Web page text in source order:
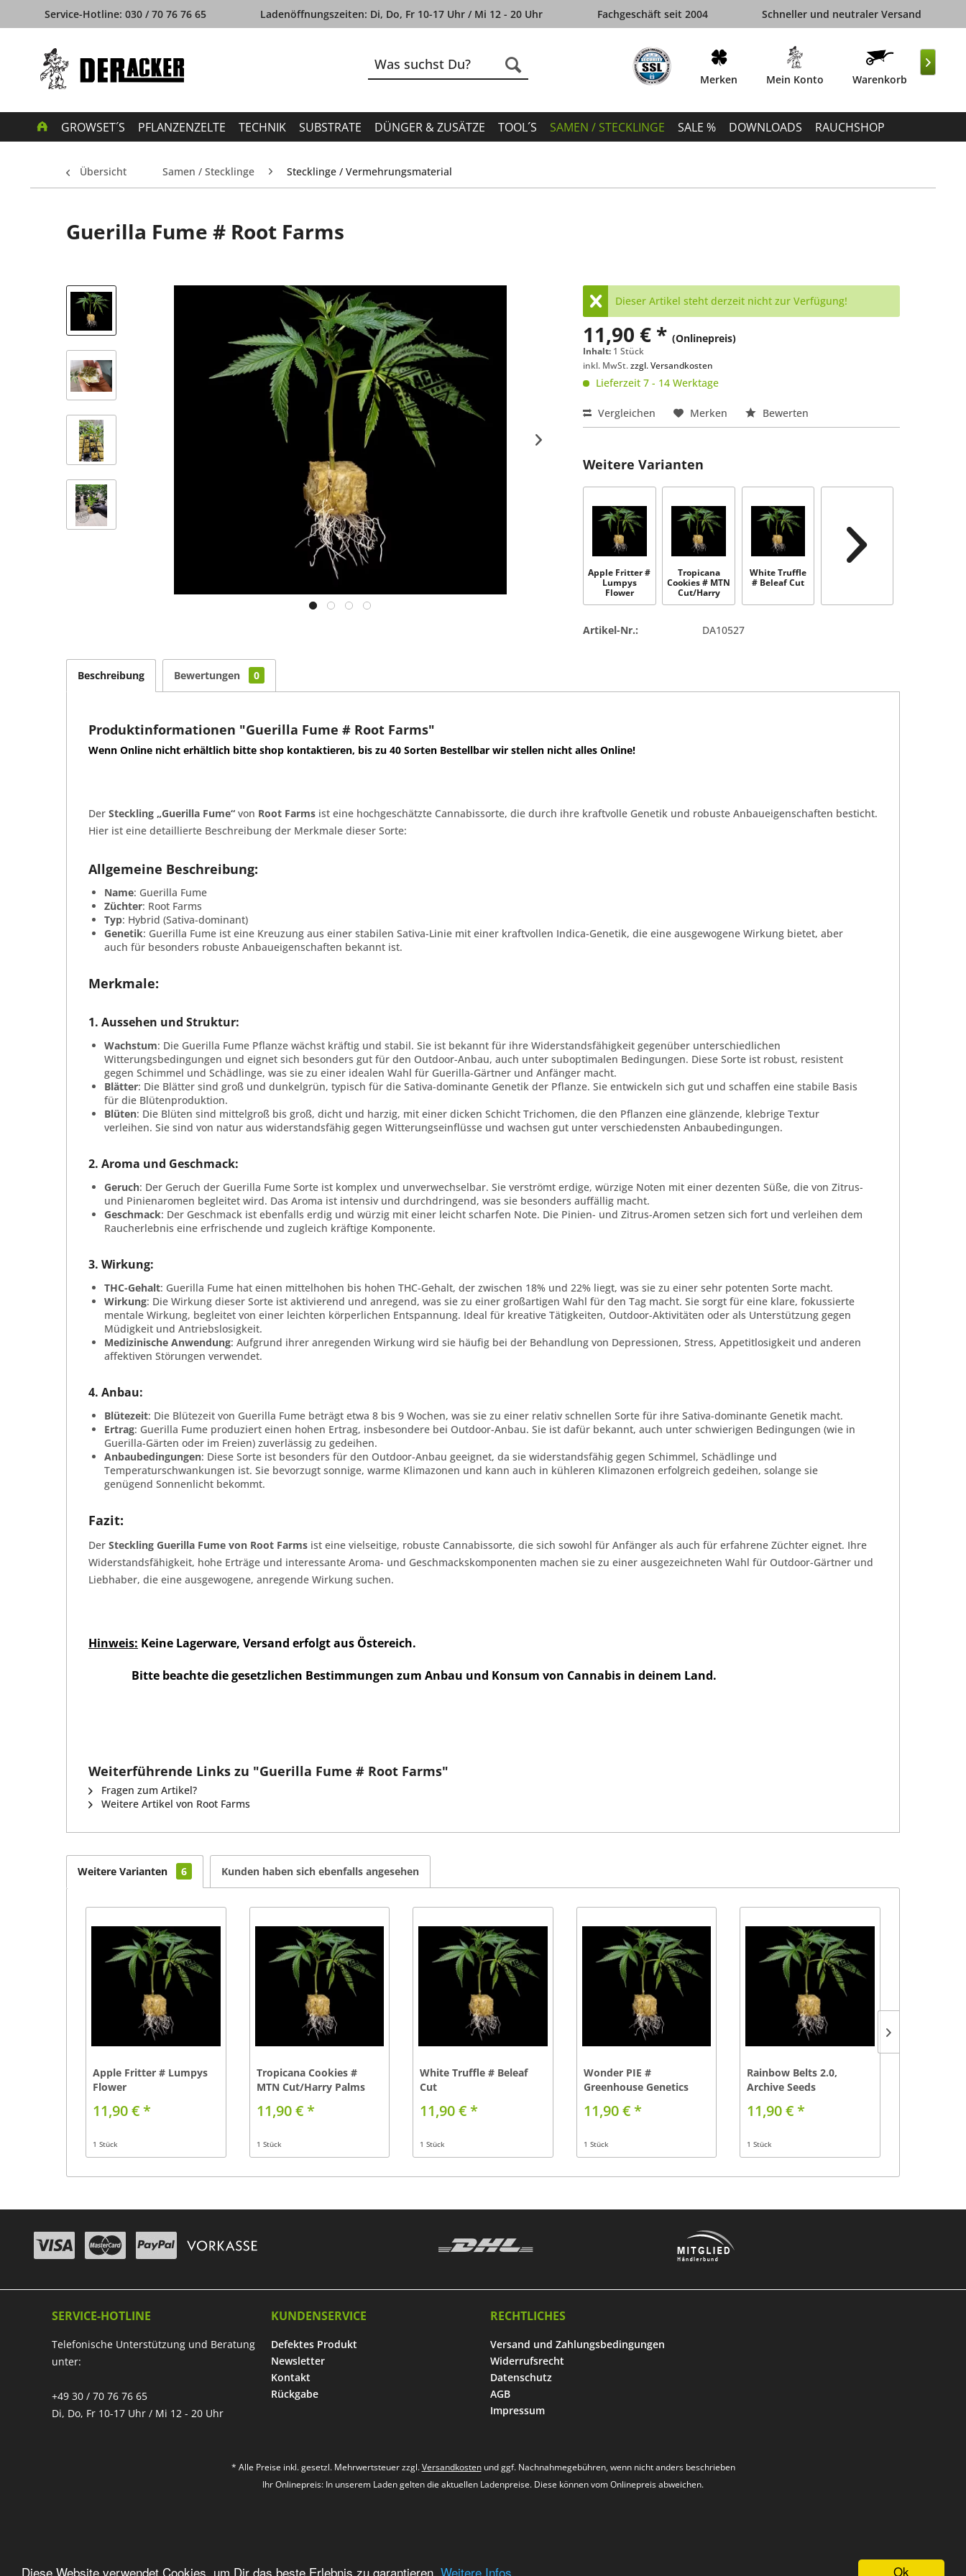
Ok
Diese Website verwendet Cookies, um Dir das beste Erlebnis zu garantieren. Weitere Infos
Service-Hotline: 030 / 70 76 76 65 Ladenöffnungszeiten: Di, Do, Fr 10-17 Uhr / Mi 12 - 20 Uhr Fachgeschäft seit 2004 Schneller und neutraler Versand
Merken Mein Konto Warenkorb
GROWSET´S PFLANZENZELTE TECHNIK SUBSTRATE DÜNGER & ZUSÄTZE TOOL´S SAMEN / STECKLINGE SALE % DOWNLOADS RAUCHSHOP

Übersicht Samen / Stecklinge Stecklinge / Vermehrungsmaterial
Guerilla Fume # Root Farms
Dieser Artikel steht derzeit nicht zur Verfügung!
11,90 € *(Onlinepreis)
Inhalt: 1 Stück
inkl. MwSt.zzgl. Versandkosten
Lieferzeit 7 - 14 Werktage
Vergleichen Merken Bewerten
Weitere Varianten
Apple Fritter #
Lumpys
Flower
Tropicana
Cookies # MTN
Cut/Harry
Palms
White Truffle
# Beleaf Cut
Artikel-Nr.: DA10527
Beschreibung Bewertungen 0
Produktinformationen "Guerilla Fume # Root Farms"
Wenn Online nicht erhältlich bitte shop kontaktieren, bis zu 40 Sorten Bestellbar wir stellen nicht alles Online!
Der Steckling „Guerilla Fume“ von Root Farms ist eine hochgeschätzte Cannabissorte, die durch ihre kraftvolle Genetik und robuste Anbaueigenschaften besticht.
Hier ist eine detaillierte Beschreibung der Merkmale dieser Sorte:
Allgemeine Beschreibung:
Name: Guerilla Fume
Züchter: Root Farms
Typ: Hybrid (Sativa-dominant)
Genetik: Guerilla Fume ist eine Kreuzung aus einer stabilen Sativa-Linie mit einer kraftvollen Indica-Genetik, die eine ausgewogene Wirkung bietet, aber
auch für besonders robuste Anbaueigenschaften bekannt ist.
Merkmale:
1. Aussehen und Struktur:
Wachstum: Die Guerilla Fume Pflanze wächst kräftig und stabil. Sie ist bekannt für ihre Widerstandsfähigkeit gegenüber unterschiedlichen
Witterungsbedingungen und eignet sich besonders gut für den Outdoor-Anbau, auch unter suboptimalen Bedingungen. Diese Sorte ist robust, resistent
gegen Schimmel und Schädlinge, was sie zu einer idealen Wahl für Guerilla-Gärtner und Anfänger macht.
Blätter: Die Blätter sind groß und dunkelgrün, typisch für die Sativa-dominante Genetik der Pflanze. Sie entwickeln sich gut und schaffen eine stabile Basis
für die Blütenproduktion.
Blüten: Die Blüten sind mittelgroß bis groß, dicht und harzig, mit einer dicken Schicht Trichomen, die den Pflanzen eine glänzende, klebrige Textur
verleihen. Sie sind von natur aus widerstandsfähig gegen Witterungseinflüsse und wachsen gut unter verschiedensten Anbaubedingungen.
2. Aroma und Geschmack:
Geruch: Der Geruch der Guerilla Fume Sorte ist komplex und unverwechselbar. Sie verströmt erdige, würzige Noten mit einer dezenten Süße, die von Zitrus-
und Pinienaromen begleitet wird. Das Aroma ist intensiv und durchdringend, was sie besonders auffällig macht.
Geschmack: Der Geschmack ist ebenfalls erdig und würzig mit einer leicht scharfen Note. Die Pinien- und Zitrus-Aromen setzen sich fort und verleihen dem
Raucherlebnis eine erfrischende und zugleich kräftige Komponente.
3. Wirkung:
THC-Gehalt: Guerilla Fume hat einen mittelhohen bis hohen THC-Gehalt, der zwischen 18% und 22% liegt, was sie zu einer sehr potenten Sorte macht.
Wirkung: Die Wirkung dieser Sorte ist aktivierend und anregend, was sie zu einer großartigen Wahl für den Tag macht. Sie sorgt für eine klare, fokussierte
mentale Wirkung, begleitet von einer leichten körperlichen Entspannung. Ideal für kreative Tätigkeiten, Outdoor-Aktivitäten oder als Unterstützung gegen
Müdigkeit und Antriebslosigkeit.
Medizinische Anwendung: Aufgrund ihrer anregenden Wirkung wird sie häufig bei der Behandlung von Depressionen, Stress, Appetitlosigkeit und anderen
affektiven Störungen verwendet.
4. Anbau:
Blütezeit: Die Blütezeit von Guerilla Fume beträgt etwa 8 bis 9 Wochen, was sie zu einer relativ schnellen Sorte für ihre Sativa-dominante Genetik macht.
Ertrag: Guerilla Fume produziert einen hohen Ertrag, insbesondere bei Outdoor-Anbau. Sie ist dafür bekannt, auch unter schwierigen Bedingungen (wie in
Guerilla-Gärten oder im Freien) zuverlässig zu gedeihen.
Anbaubedingungen: Diese Sorte ist besonders für den Outdoor-Anbau geeignet, da sie widerstandsfähig gegen Schimmel, Schädlinge und
Temperaturschwankungen ist. Sie bevorzugt sonnige, warme Klimazonen und kann auch in kühleren Klimazonen erfolgreich gedeihen, solange sie
genügend Sonnenlicht bekommt.
Fazit:
Der Steckling Guerilla Fume von Root Farms ist eine vielseitige, robuste Cannabissorte, die sich sowohl für Anfänger als auch für erfahrene Züchter eignet. Ihre
Widerstandsfähigkeit, hohe Erträge und interessante Aroma- und Geschmackskomponenten machen sie zu einer ausgezeichneten Wahl für Outdoor-Gärtner und
Liebhaber, die eine ausgewogene, anregende Wirkung suchen.
Hinweis: Keine Lagerware, Versand erfolgt aus Östereich.
Bitte beachte die gesetzlichen Bestimmungen zum Anbau und Konsum von Cannabis in deinem Land.
Weiterführende Links zu "Guerilla Fume # Root Farms"
Fragen zum Artikel?
Weitere Artikel von Root Farms
Weitere Varianten 6 Kunden haben sich ebenfalls angesehen
Apple Fritter # Lumpys
Flower
11,90 € *
1 Stück
Tropicana Cookies #
MTN Cut/Harry Palms
11,90 € *
1 Stück
White Truffle # Beleaf
Cut
11,90 € *
1 Stück
Wonder PIE #
Greenhouse Genetics
11,90 € *
1 Stück
Rainbow Belts 2.0,
Archive Seeds
11,90 € *
1 Stück
SERVICE-HOTLINE
Telefonische Unterstützung und Beratung
unter:
+49 30 / 70 76 76 65
Di, Do, Fr 10-17 Uhr / Mi 12 - 20 Uhr
KUNDENSERVICE
Defektes Produkt
Newsletter
Kontakt
Rückgabe
RECHTLICHES
Versand und Zahlungsbedingungen
Widerrufsrecht
Datenschutz
AGB
Impressum
* Alle Preise inkl. gesetzl. Mehrwertsteuer zzgl.Versandkostenund ggf. Nachnahmegebühren, wenn nicht anders beschrieben
Ihr Onlinepreis: In unserem Laden gelten die aktuellen Ladenpreise. Diese können vom Onlinepreis abweichen.